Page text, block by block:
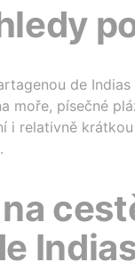
de
moře, písečné
i relativně